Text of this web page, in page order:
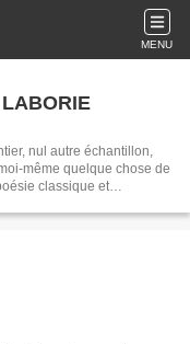
MENU
nul autre échantillon,
même quelque chose de
JANACEK puis lecture de
et Guillaume Itié
à la création de « la